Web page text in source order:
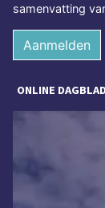
samenvatting
Aanmelden
ONLINE